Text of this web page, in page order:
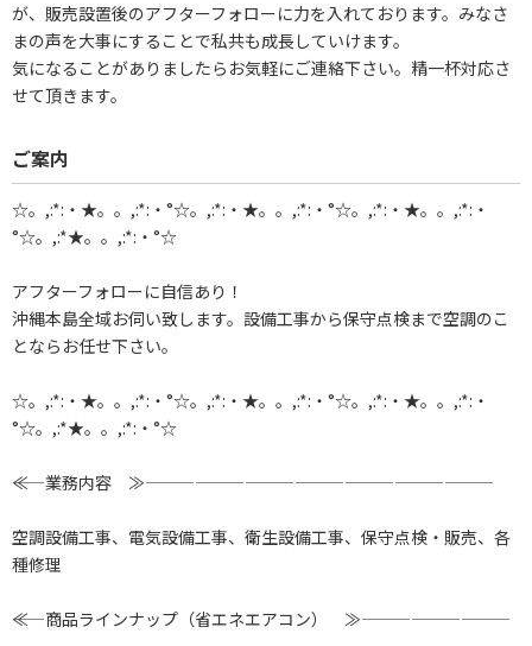
が、販売設置後のアフターフォローに力を入れております。みなさ
まの声を大事にすることで私共も成長していけます。
気になることがありましたらお気軽にご連絡下さい。精一杯対応さ
せて頂きます。
ご案内
☆。,:*:・★。。,:*:・°☆。,:*:・★。。,:*:・°☆。,:*:・★。。,:*:・
°☆。,:*★。。,:*:・°☆
アフターフォローに自信あり！
沖縄本島全域お伺い致します。設備工事から保守点検まで空調のこ
とならお任せ下さい。
☆。,:*:・★。。,:*:・°☆。,:*:・★。。,:*:・°☆。,:*:・★。。,:*:・
°☆。,:*★。。,:*:・°☆
――≪ 業務内容 ≫―――――――――――――――――――――
空調設備工事、電気設備工事、衛生設備工事、保守点検・販売、各
種修理
――≪ 商品ラインナップ（省エネエアコン） ≫―――――――――